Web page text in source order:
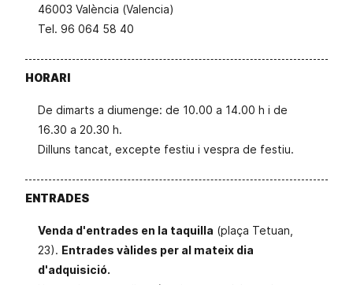
46003 València (Valencia)
Tel. 96 064 58 40
HORARI
De dimarts a diumenge: de 10.00 a 14.00 h i de
16.30 a 20.30 h.
Dilluns tancat, excepte festiu i vespra de festiu.
ENTRADES
Venda d'entrades en la taquilla (plaça Tetuan,
23). Entrades vàlides per al mateix dia
d'adquisició.